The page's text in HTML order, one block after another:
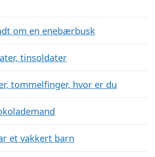
om en enebærbusk
tinsoldater
tommelfinger, hvor er du
et vakkert barn